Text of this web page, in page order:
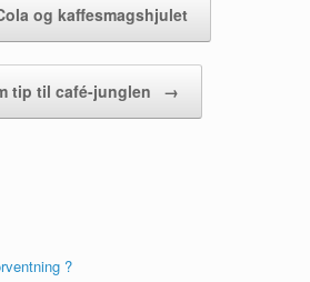
og kaffesmagshjulet
tip til café-junglen →
?